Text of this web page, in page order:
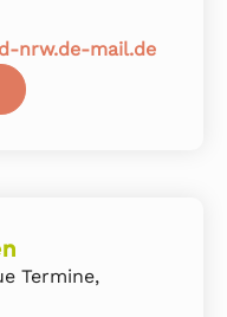
nrw.de-mail.de
Termine,